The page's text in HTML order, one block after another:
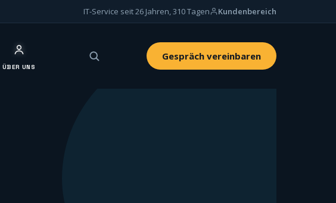
IT-Service seit 26 Jahren, 310 Tagen Kundenbereich
ÜBER UNS
Gespräch vereinbaren